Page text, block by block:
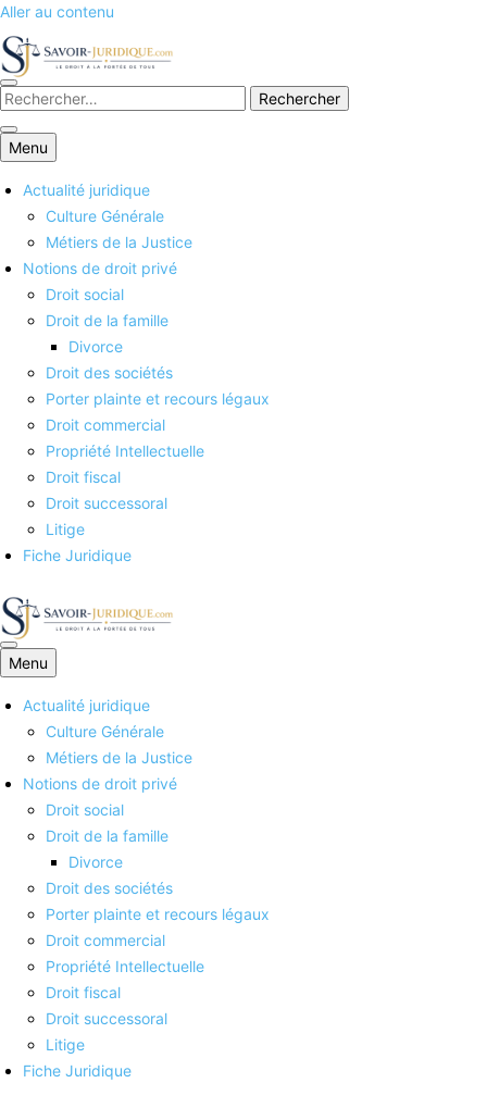
Aller au contenu
Savoirs juridiques
Menu
Actualité juridique
Culture Générale
Métiers de la Justice
Notions de droit privé
Droit social
Droit de la famille
Divorce
Droit des sociétés
Porter plainte et recours légaux
Droit commercial
Propriété Intellectuelle
Droit fiscal
Droit successoral
Litige
Fiche Juridique
Savoirs juridiques
Menu
Actualité juridique
Culture Générale
Métiers de la Justice
Notions de droit privé
Droit social
Droit de la famille
Divorce
Droit des sociétés
Porter plainte et recours légaux
Droit commercial
Propriété Intellectuelle
Droit fiscal
Droit successoral
Litige
Fiche Juridique